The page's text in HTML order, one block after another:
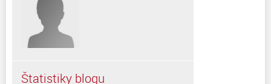
Štatistiky blogu